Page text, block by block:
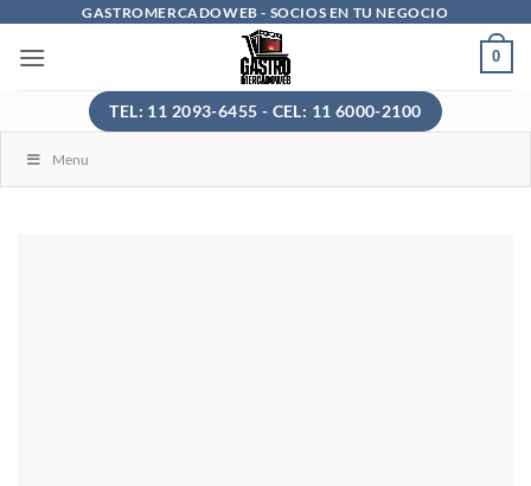
contenido
GASTROMERCADOWEB - SOCIOS EN TU NEGOCIO
0
TEL: 11 2093-6455 - CEL: 11 6000-2100
Menu